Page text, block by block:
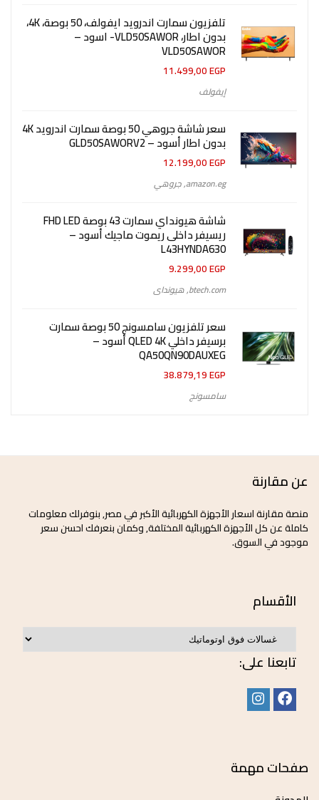
تلفزيون سمارت اندرويد ايفولف، 50 بوصة، 4K،
بدون اطار، VLD50SAWOR- اسود –
VLD50SAWOR
11.499,00EGP
إيفولف
سعر شاشة جروهي 50 بوصة سمارت اندرويد 4K
بدون اطار أسود – GLD50SAWORV2
12.199,00EGP
amazon.eg
,جروهي
شاشة هيونداي سمارت 43 بوصة FHD LED
ريسيفر داخلى ريموت ماجيك أسود –
L43HYNDA630
9.299,00EGP
btech.com
,هيونداى
سعر تلفزيون سامسونج 50 بوصة سمارت
برسيفر داخلي QLED 4K أسود –
QA50QN90DAUXEG
38.879,19EGP
سامسونج
عن مقارنة
منصة مقارنة اسعار الأجهزة الكهربائية الأكبر في مصر, بنوفرلك معلومات
كاملة عن كل الأجهزة الكهربائية المختلفة, وكمان بنعرفك احسن سعر
موجود في السوق.
الأقسام
تابعنا على:
صفحات مهمة